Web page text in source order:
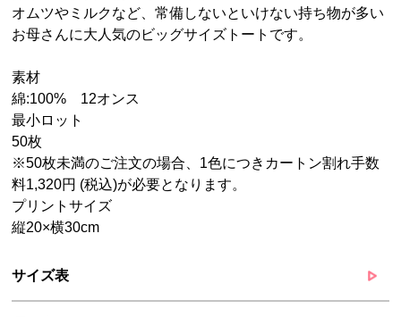
オムツやミルクなど、常備しないといけない持ち物が多い
お母さんに大人気のビッグサイズトートです。
素材
綿:100% 12オンス
最小ロット
50枚
※50枚未満のご注文の場合、1色につきカートン割れ手数
料1,320円 (税込)が必要となります。
プリントサイズ
縦20×横30cm
サイズ表